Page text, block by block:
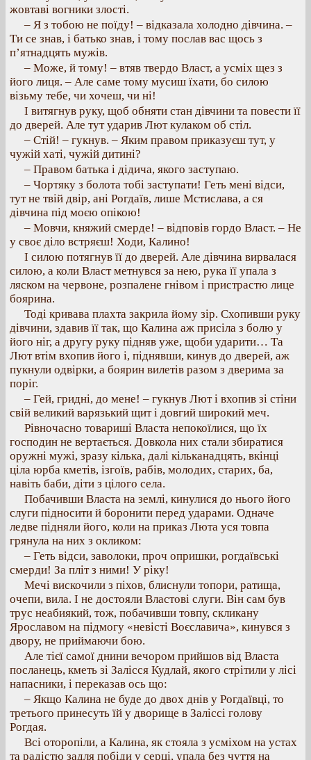
жовтаві вогники злості.
– Я з тобою не поїду! – відказала холодно дівчина. –
Ти се знав, і батько знав, і тому послав вас щось з
п’ятнадцять мужів.
– Може, й тому! – втяв твердо Власт, а усміх щез з
його лиця. – Але саме тому мусиш їхати, бо силою
візьму тебе, чи хочеш, чи ні!
І витягнув руку, щоб обняти стан дівчини та повести її
до дверей. Але тут ударив Лют кулаком об стіл.
– Стій! – гукнув. – Яким правом приказуєш тут, у
чужій хаті, чужій дитині?
– Правом батька і дідича, якого заступаю.
– Чортяку з болота тобі заступати! Геть мені відси,
тут не твій двір, ані Рогдаїв, лише Мстислава, а ся
дівчина під моєю опікою!
– Мовчи, княжий смерде! – відповів гордо Власт. – Не
у своє діло встряєш! Ходи, Калино!
І силою потягнув її до дверей. Але дівчина вирвалася
силою, а коли Власт метнувся за нею, рука її упала з
ляском на червоне, розпалене гнівом і пристрастю лице
боярина.
Тоді кривава плахта закрила йому зір. Схопивши руку
дівчини, здавив її так, що Калина аж присіла з болю у
його ніг, а другу руку підняв уже, щоби ударити… Та
Лют втім вхопив його і, піднявши, кинув до дверей, аж
пукнули одвірки, а боярин вилетів разом з дверима за
поріг.
– Гей, гридні, до мене! – гукнув Лют і вхопив зі стіни
свій великий варязький щит і довгий широкий меч.
Рівночасно товариші Власта непокоїлися, що їх
господин не вертається. Довкола них стали збиратися
оружні мужі, зразу кілька, далі кільканадцять, вкінці
ціла юрба кметів, ізгоїв, рабів, молодих, старих, ба,
навіть баби, діти з цілого села.
Побачивши Власта на землі, кинулися до нього його
слуги підносити й боронити перед ударами. Одначе
ледве підняли його, коли на приказ Люта уся товпа
грянула на них з окликом:
– Геть відси, заволоки, проч опришки, рогдаївські
смерди! За пліт з ними! У ріку!
Мечі вискочили з піхов, блиснули топори, ратища,
очепи, вила. І не достояли Властові слуги. Він сам був
трус неабиякий, тож, побачивши товпу, скликану
Ярославом на підмогу «невісті Воєславича», кинувся з
двору, не приймаючи бою.
Але тієї самої днини вечором прийшов від Власта
посланець, кметь зі Залісся Кудлай, якого стрітили у лісі
напасники, і переказав ось що:
– Якщо Калина не буде до двох днів у Рогдаївці, то
третього принесуть їй у дворище в Заліссі голову
Рогдая.
Всі оторопіли, а Калина, як стояла з усміхом на устах
та радістю задля побіди у серці, упала без чуття на